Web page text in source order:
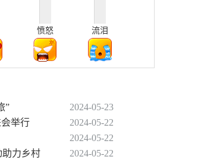
愤怒 流泪
”
2024-05-23
举行
2024-05-22
2024-05-22
助力乡村
2024-05-22